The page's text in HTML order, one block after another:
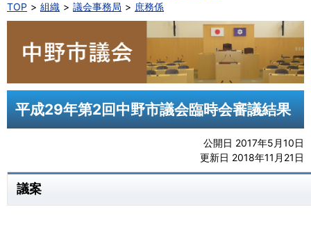
TOP
組織 議会事務局 庶務係
平成29年第2回中野市議会臨時会審議結果
公開日 2017年5月10日
更新日 2018年11月21日
議案